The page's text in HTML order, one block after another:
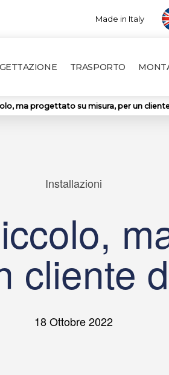
Made in Italy
TRASPORTO
ma progettato su misura, per un
Installazioni
cliente
18 Ottobre 2022